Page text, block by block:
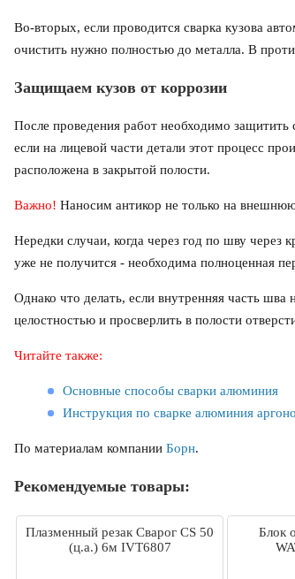
Во-вторых, если проводится сварка кузова
очистить нужно полностью до металла. В
Защищаем кузов от коррозии
После проведения работ необходимо
если на лицевой части детали этот процесс
расположена в закрытой полости.
Важно! Наносим антикор не только на
Нередки случаи, когда через год по шву через
уже не получится - необходима полноценная
Однако что делать, если внутренняя часть
целостностью и просверлить в полости
Читайте также:
Основные способы сварки алюминия
Инструкция по сварке алюминия
По материалам компании Борн.
Рекомендуемые товары:
Плазменный резак Сварог CS 50
(ц.а.) 6м IVT6807
Блок